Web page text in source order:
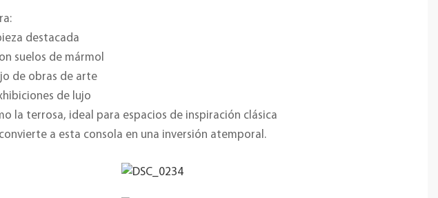
destacada
suelos de mármol
de obras de arte
de lujo
la terrosa, ideal para espacios de inspiración clásica
a esta consola en una inversión atemporal.